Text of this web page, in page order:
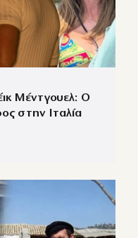
Μέντγουελ: Ο
στην Ιταλία